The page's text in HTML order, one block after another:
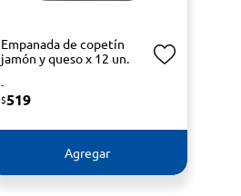
Empanada de copetín
jamón y queso x 12 un.
-
$519
Agregar